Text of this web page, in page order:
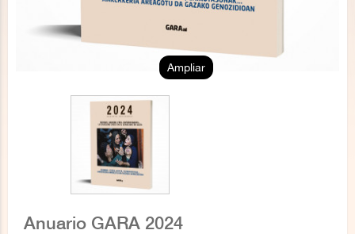
Ampliar
Anuario GARA 2024